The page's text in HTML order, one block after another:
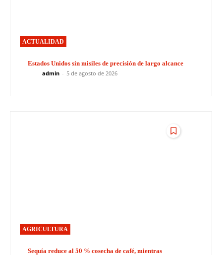
ACTUALIDAD
Estados Unidos sin misiles de precisión de largo alcance
admin - 5 de agosto de 2026
AGRICULTURA
Sequía reduce al 50 % cosecha de café, mientras